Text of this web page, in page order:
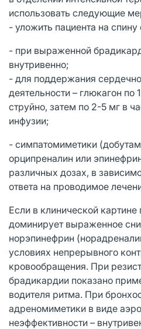
использовать следующие
- уложить пациента на
- при выраженной
внутривенно;
- для поддержания
деятельности – глюкагон по
струйно, затем по 2-5 мг в
инфузии;
- симпатомиметики
орципреналин или
различных дозах, в
ответа на проводимое
Если в клинической
доминирует выраженное
норэпинефрин
условиях непрерывного
кровообращения. При
брадикардии показано
водителя ритма. При
адреномиметики в виде
неэффективности –